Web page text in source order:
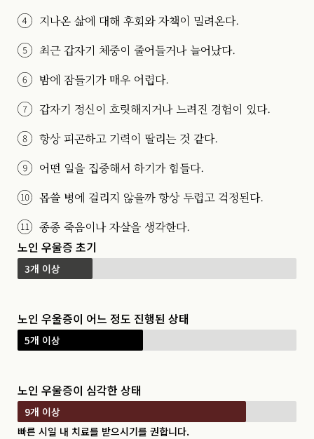
지나온 삶에 대해 후회와 자책이 밀려온다.
최근 갑자기 체중이 줄어들거나 늘어났다.
밤에 잠들기가 매우 어렵다.
갑자기 정신이 흐릿해지거나 느려진 경험이 있다.
항상 피곤하고 기력이 딸리는 것 같다.
어떤 일을 집중해서 하기가 힘들다.
몹쓸 병에 걸리지 않을까 항상 두렵고 걱정된다.
종종 죽음이나 자살을 생각한다.
노인 우울증 초기
3개 이상
노인 우울증이 어느 정도 진행된 상태
5개 이상
노인 우울증이 심각한 상태
9개 이상
빠른 시일 내 치료를 받으시기를 권합니다.